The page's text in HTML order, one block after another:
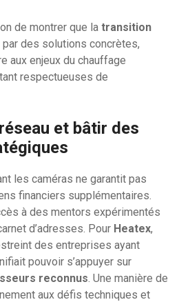
de montrer que la transition
des solutions concrètes,
aux enjeux du chauffage
respectueuses de
et bâtir des
les caméras ne garantit pas
financiers supplémentaires.
à des mentors expérimentés
d’adresses. Pour Heatex,
des entreprises ayant
pouvoir s’appuyer sur
reconnus . Une manière de
aux défis techniques et